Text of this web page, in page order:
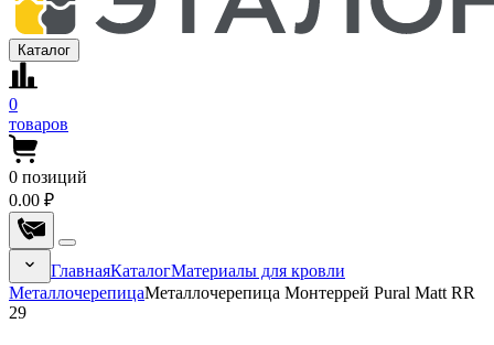
Каталог
0
товаров
0 позиций
0.00 ₽
ГлавнаяКаталогМатериалы для кровли
МеталлочерепицаМеталлочерепица Монтеррей Pural Matt RR
29